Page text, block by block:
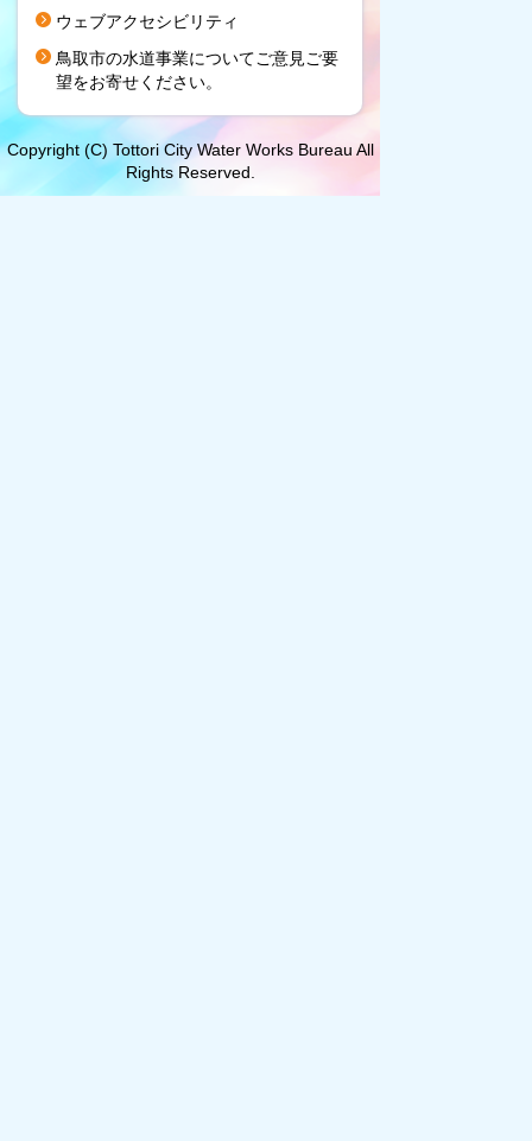
ウェブアクセシビリティ
鳥取市の水道事業についてご意見ご要
望をお寄せください。
Copyright (C) Tottori City Water Works Bureau All
Rights Reserved.